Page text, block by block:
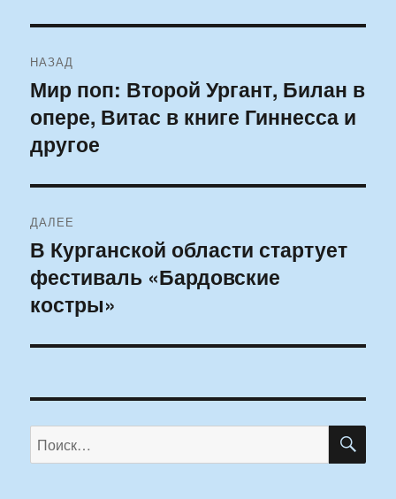
по
записям
НАЗАД
Предыдущая
запись:
Мир поп: Второй Ургант, Билан в
опере, Витас в книге Гиннесса и
другое
ДАЛЕЕ
Следующая
запись:
В Курганской области стартует
фестиваль «Бардовские
костры»
Искать: